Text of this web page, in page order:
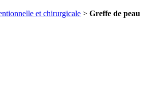
et chirurgicale > Greffe de peau